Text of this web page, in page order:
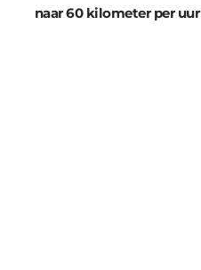
naar 60 kilometer per uur